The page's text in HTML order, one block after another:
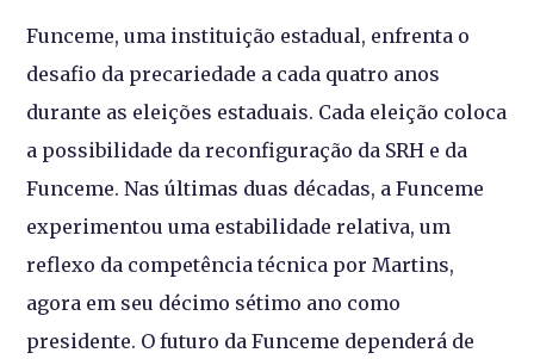
Funceme, uma instituição estadual, enfrenta o
desafio da precariedade a cada quatro anos
durante as eleições estaduais. Cada eleição coloca
a possibilidade da reconfiguração da SRH e da
Funceme. Nas últimas duas décadas, a Funceme
experimentou uma estabilidade relativa, um
reflexo da competência técnica por Martins,
agora em seu décimo sétimo ano como
presidente. O futuro da Funceme dependerá de